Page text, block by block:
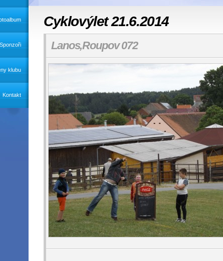
Sponzoři
klubu
Kontakt
Cyklovýlet 21.6.2014
Lanos,Roupov 072